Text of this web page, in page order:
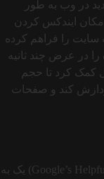
در وب به‌ طور
ایندکس کردن
را فراهم کرده
در عرض چند ثانیه
کمک کرد تا حجم
کند و صفحات
الگوریتم محتوای مفید گوگل (Google’s Helpful Content Update) یک به‌